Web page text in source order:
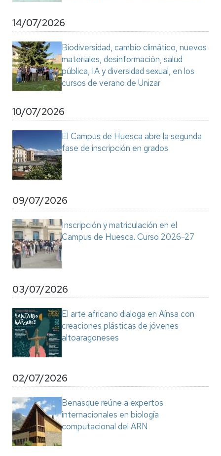
14/07/2026
Biodiversidad, cambio climático, nuevos
materiales, desinformación, salud
pública, IA y diversidad sexual, en los
cursos de verano de Unizar
10/07/2026
El Campus de Huesca abre la segunda
fase de inscripción en grados
09/07/2026
Inscripción y matriculación en el
Campus de Huesca. Curso 2026-27
03/07/2026
El arte africano dialoga en Aínsa con
creaciones plásticas de jóvenes
altoaragoneses
02/07/2026
Benasque reúne a expertos
internacionales en biología
computacional del ARN